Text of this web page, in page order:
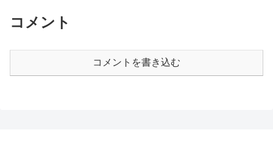
コメント
コメントを書き込む